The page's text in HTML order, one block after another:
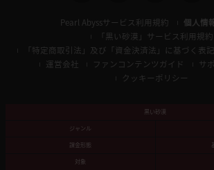
Pearl Abyssサービス利用規約
個人情
「黒い砂漠」サービス利用規約
「特定商取引法」及び「資金決済法」に基づく表記
運営会社
ファンコンテンツガイド
サ
クッキーポリシー
黒い砂漠
ジャンル
課金形態
対象